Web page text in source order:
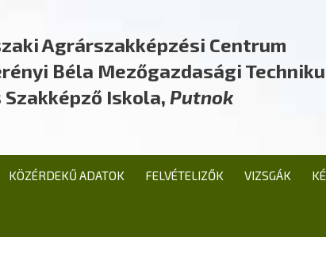
Agrárszakképzési Centrum
Béla Mezőgazdasági
Szakképző Iskola, Putnok
KÖZÉRDEKŰ ADATOK FELVÉTELIZŐK VIZSGÁK